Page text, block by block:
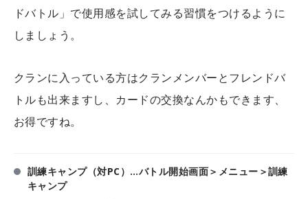
ドバトル」で使用感を試してみる習慣をつけるように
しましょう。
クランに入っている方はクランメンバーとフレンドバ
トルも出来ますし、カードの交換なんかもできます、
お得ですね。
訓練キャンプ（対PC）…バトル開始画面＞メニュー＞訓練
キャンプ